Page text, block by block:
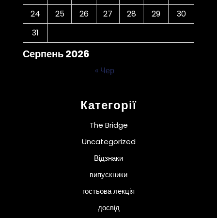
Серпень 2026
24
25 26 27 28 29
30
31
« Чер
Категорії
The Bridge
Uncategorized
Відзнаки
випускники
гостьова лекція
досвід